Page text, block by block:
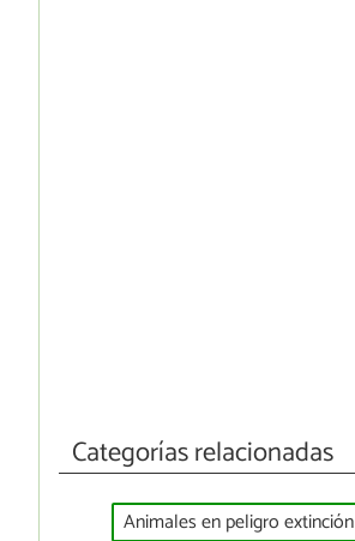
Categorías relacionadas
Animales en peligro extinción